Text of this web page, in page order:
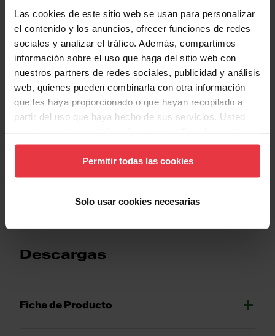
Las cookies de este sitio web se usan para personalizar
el contenido y los anuncios, ofrecer funciones de redes
sociales y analizar el tráfico. Además, compartimos
información sobre el uso que haga del sitio web con
nuestros partners de redes sociales, publicidad y análisis
web, quienes pueden combinarla con otra información
que les haya proporcionado o que hayan recopilado a
partir del uso que haya hecho de sus servicios. Usted
sitio web.
Permitir todas las cookies
Solo usar cookies necesarias
Material Various materials
Sub categoría consumibles Recambios campanas
Identificación de Producto
Show more
Descargas
Ficha de Producto